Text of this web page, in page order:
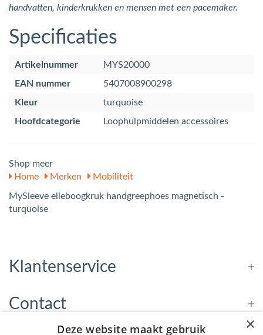
handvatten, kinderkrukken en mensen met een pacemaker.
Specificaties
Artikelnummer
MYS20000
EAN nummer
5407008900298
Kleur
turquoise
Hoofdcategorie
Loophulpmiddelen accessoires
Shop meer
Home
Merken Mobiliteit
MySleeve elleboogkruk handgreephoes magnetisch -
turquoise
Klantenservice
Contact
×
Deze website maakt gebruik